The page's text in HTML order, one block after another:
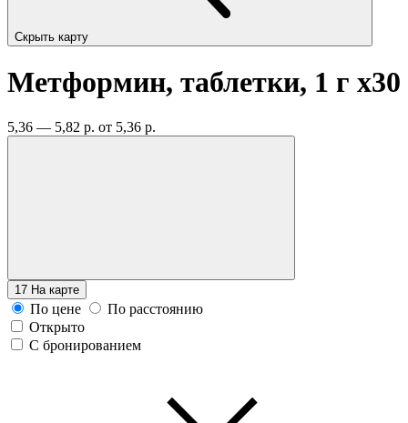
Скрыть карту
Метформин, таблетки, 1 г x30
5,36 — 5,82 р. от 5,36 р.
17 На карте
По цене
По расстоянию
Открыто
С бронированием